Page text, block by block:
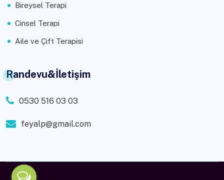
Bireysel Terapi
Cinsel Terapi
Aile ve Çift Terapisi
Randevu&İletişim
0530 516 03 03
feyalp@gmail.com